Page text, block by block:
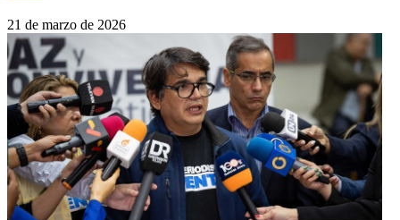
21 de marzo de 2026